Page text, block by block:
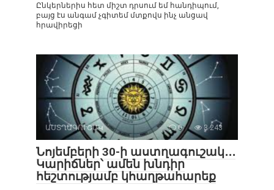
Ընկերներիս հետ միշտ դրսում եմ հանդիպում,
բայց էս անգամ չգիտեմ մտքովս ինչ անցավ
հրավիրեցի
ԱՍՏՂԱԳՈՒՇԱԿ 0 3 243
Նոյեմբերի 30-ի աստղագուշակ․․․
Կարիճներ՝ ամեն խնդիր
հեշտությամբ կհաղթահարեք